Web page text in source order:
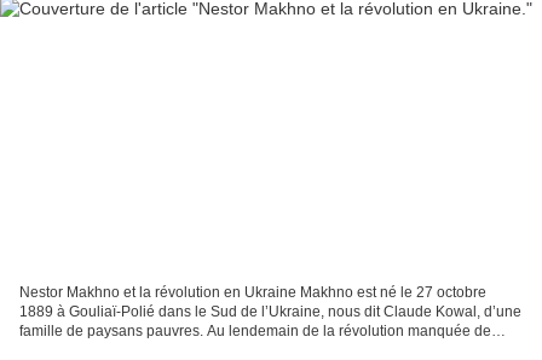
Nestor Makhno et la révolution en Ukraine Makhno est né le 27 octobre
1889 à Gouliaï-Polié dans le Sud de l’Ukraine, nous dit Claude Kowal, d’une
famille de paysans pauvres. Au lendemain de la révolution manquée de